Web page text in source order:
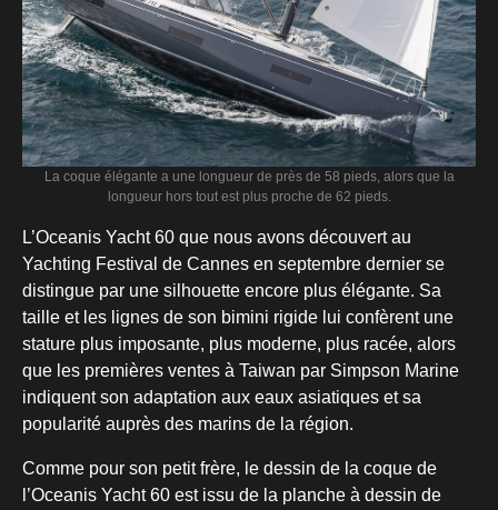
La coque élégante a une longueur de près de 58 pieds, alors que la
longueur hors tout est plus proche de 62 pieds.
L’Oceanis Yacht 60 que nous avons découvert au
Yachting Festival de Cannes en septembre dernier se
distingue par une silhouette encore plus élégante. Sa
taille et les lignes de son bimini rigide lui confèrent une
stature plus imposante, plus moderne, plus racée, alors
que les premières ventes à Taiwan par Simpson Marine
indiquent son adaptation aux eaux asiatiques et sa
popularité auprès des marins de la région.
Comme pour son petit frère, le dessin de la coque de
l’Oceanis Yacht 60 est issu de la planche à dessin de